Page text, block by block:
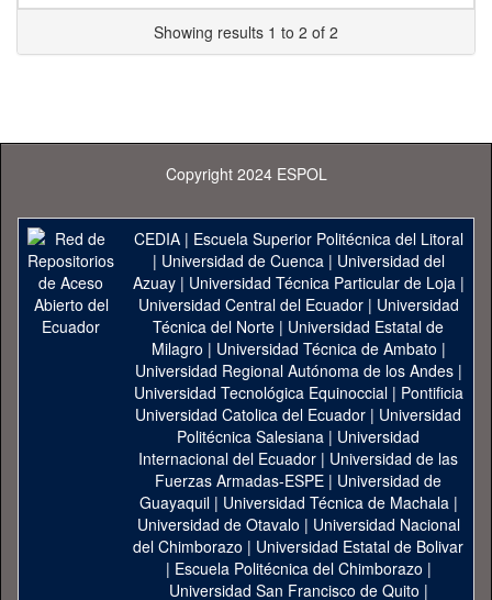
Showing results 1 to 2 of 2
Copyright 2024 ESPOL
CEDIA| Escuela Superior Politécnica del Litoral
| Universidad de Cuenca| Universidad del
Azuay| Universidad Técnica Particular de Loja|
Universidad Central del Ecuador| Universidad
Técnica del Norte | Universidad Estatal de
Milagro | Universidad Técnica de Ambato |
Universidad Regional Autónoma de los Andes|
Universidad Tecnológica Equinoccial| Pontificia
Universidad Catolica del Ecuador | Universidad
Politécnica Salesiana | Universidad
Internacional del Ecuador | Universidad de las
Fuerzas Armadas-ESPE | Universidad de
Guayaquil| Universidad Técnica de Machala|
Universidad de Otavalo | Universidad Nacional
del Chimborazo | Universidad Estatal de Bolivar
| Escuela Politécnica del Chimborazo |
Universidad San Francisco de Quito |